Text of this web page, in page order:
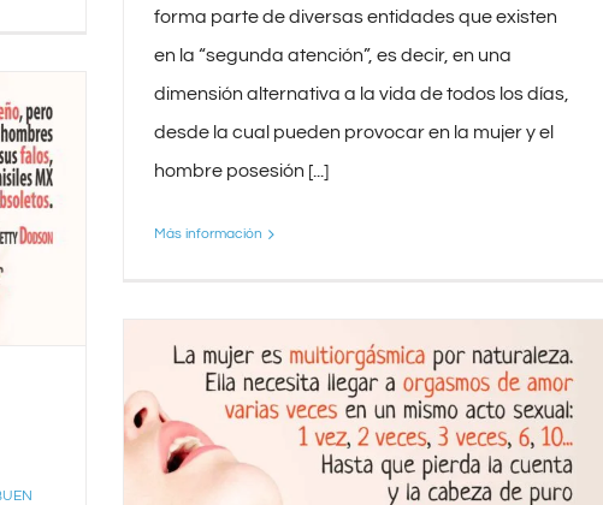
forma parte de diversas entidades que existen
en la “segunda atención”, es decir, en una
dimensión alternativa a la vida de todos los días,
desde la cual pueden provocar en la mujer y el
hombre posesión [...]
Más información